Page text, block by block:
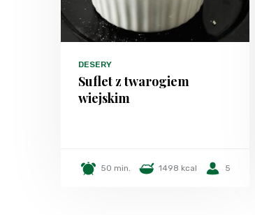
DESERY
Suflet z twarogiem
wiejskim
50 min. 1498 kcal 5